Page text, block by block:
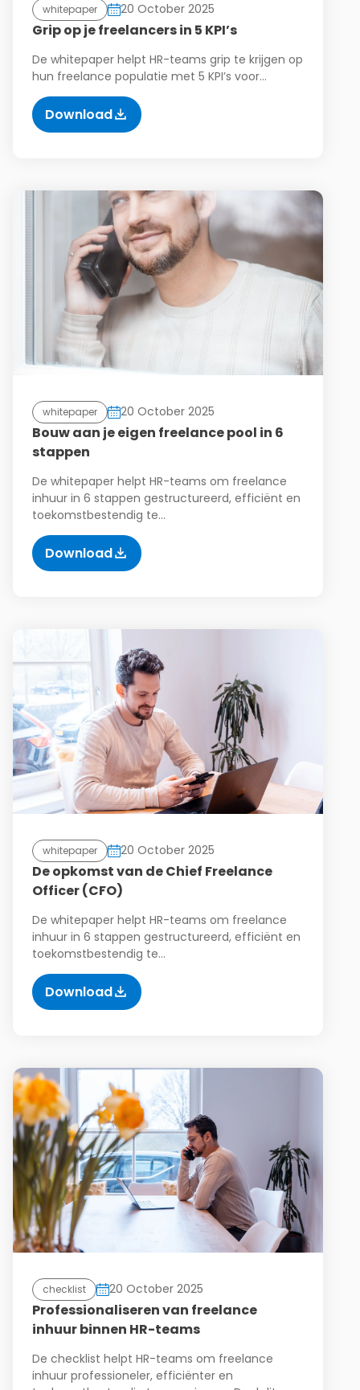
whitepaper 20 October 2025
Grip op je freelancers in 5 KPI’s
De whitepaper helpt HR-teams grip te krijgen op
hun freelance populatie met 5 KPI’s voor…
Download
whitepaper 20 October 2025
Bouw aan je eigen freelance pool in 6
stappen
De whitepaper helpt HR-teams om freelance
inhuur in 6 stappen gestructureerd, efficiënt en
toekomstbestendig te…
Download
whitepaper 20 October 2025
De opkomst van de Chief Freelance
Officer (CFO)
De whitepaper helpt HR-teams om freelance
inhuur in 6 stappen gestructureerd, efficiënt en
toekomstbestendig te…
Download
checklist 20 October 2025
Professionaliseren van freelance
inhuur binnen HR-teams
De checklist helpt HR-teams om freelance
inhuur professioneler, efficiënter en